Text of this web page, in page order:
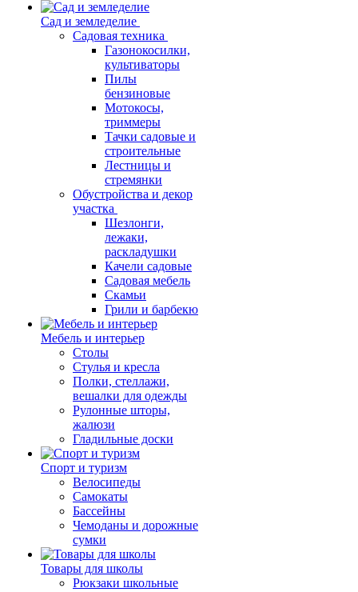
Сад и земледелие
Садовая техника
Газонокосилки,
культиваторы
Пилы
бензиновые
Мотокосы,
триммеры
Тачки садовые и
строительные
Лестницы и
стремянки
Обустройства и декор
участка
Шезлонги,
лежаки,
раскладушки
Качели садовые
Садовая мебель
Скамьи
Грили и барбекю
Мебель и интерьер
Столы
Стулья и кресла
Полки, стеллажи,
вешалки для одежды
Рулонные шторы,
жалюзи
Гладильные доски
Спорт и туризм
Велосипеды
Самокаты
Бассейны
Чемоданы и дорожные
сумки
Товары для школы
Рюкзаки школьные